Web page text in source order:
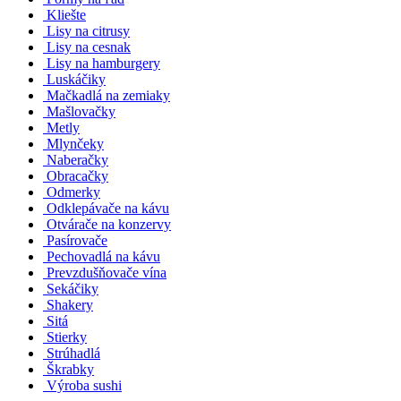
Kliešte
Lisy na citrusy
Lisy na cesnak
Lisy na hamburgery
Luskáčiky
Mačkadlá na zemiaky
Mašlovačky
Metly
Mlynčeky
Naberačky
Obracačky
Odmerky
Odklepávače na kávu
Otvárače na konzervy
Pasírovače
Pechovadlá na kávu
Prevzdušňovače vína
Sekáčiky
Shakery
Sitá
Stierky
Strúhadlá
Škrabky
Výroba sushi